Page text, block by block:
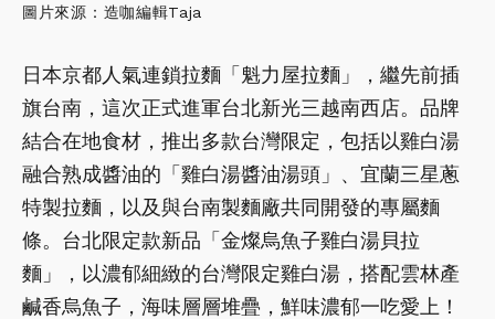
圖片來源：造咖編輯Taja
日本京都人氣連鎖拉麵「魁力屋拉麵」，繼先前插
旗台南，這次正式進軍台北新光三越南西店。品牌
結合在地食材，推出多款台灣限定，包括以雞白湯
融合熟成醬油的「雞白湯醬油湯頭」、宜蘭三星蔥
特製拉麵，以及與台南製麵廠共同開發的專屬麵
條。台北限定款新品「金燦烏魚子雞白湯貝拉
麵」，以濃郁細緻的台灣限定雞白湯，搭配雲林產
鹹香烏魚子，海味層層堆疊，鮮味濃郁一吃愛上！